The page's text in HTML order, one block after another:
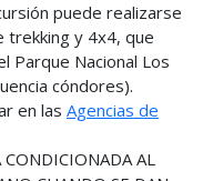
puede realizarse
trekking y 4x4, que
Parque Nacional Los
cóndores).
en las Agencias de
CONDICIONADA AL